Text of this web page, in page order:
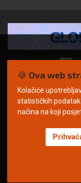
Uvjeti
🍪 Ova web
Kolačiće
statističkih
načina na koji